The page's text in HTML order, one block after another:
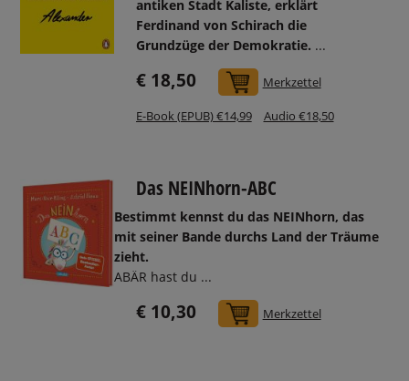
antiken Stadt Kaliste, erklärt
Ferdinand von Schirach die
Grundzüge der Demokratie. ...
€ 18,50 In den Warenkorb
Merkzettel
E-Book (EPUB) €14,99 Audio €18,50
Das NEINhorn-ABC
Bestimmt kennst du das NEINhorn, das
mit seiner Bande durchs Land der Träume
zieht.
ABÄR hast du ...
€ 10,30 In den Warenkorb
Merkzettel